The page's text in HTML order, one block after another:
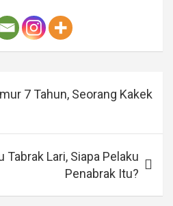
7 Tahun, Seorang Kakek
Tabrak Lari, Siapa Pelaku
Penabrak Itu?